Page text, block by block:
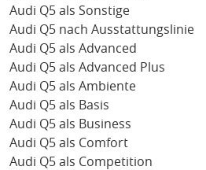
Audi Q5 als Sonstige
Audi Q5 nach Ausstattungslinie
Audi Q5 als Advanced
Audi Q5 als Advanced Plus
Audi Q5 als Ambiente
Audi Q5 als Basis
Audi Q5 als Business
Audi Q5 als Comfort
Audi Q5 als Competition